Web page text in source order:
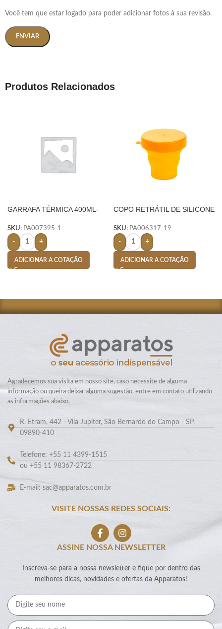
Você tem que estar logado para poder adicionar fotos à sua revisão.
Produtos Relacionados
GARRAFA TÉRMICA 400ML-
SKU: PA007395-1
- +
ADICIONAR A COTAÇÃO
COPO RETRÁTIL DE SILICONE
SKU: PA006317-19
- +
ADICIONAR A COTAÇÃO
Agradecemos sua visita em nosso site, caso necessite de alguma
informação ou queira deixar alguma sugestão, entre em contato utilizando
as informações abaixo.
R. Etram, 442 - Vila Jupiter, São Bernardo do Campo - SP,
09890-410
Telefone: +55 11 4399-1515
ou +55 11 98367-2722
E-mail: sac@apparatos.com.br
VISITE NOSSAS REDES SOCIAIS:
ASSINE NOSSA NEWSLETTER
Inscreva-se para a nossa newsletter e fique por dentro das
melhores dicas, novidades e ofertas da Apparatos!